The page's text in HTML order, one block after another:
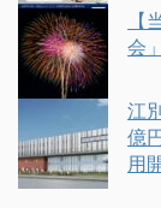
会
江
億
用